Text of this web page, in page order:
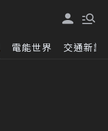
電能世界 交通新訊